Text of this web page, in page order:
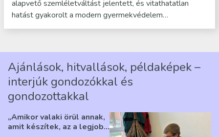
alapvető szemléletváltást jelentett, és vitathatatlan
hatást gyakorolt a modern gyermekvédelem…
Ajánlások, hitvallások, példaképek –
interjúk gondozókkal és
gondozottakkal
„Amikor valaki örül annak,
amit készítek, az a legjobb